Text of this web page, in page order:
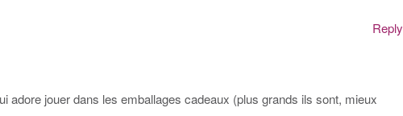
Reply
adore jouer dans les emballages cadeaux (plus grands ils sont, mieux